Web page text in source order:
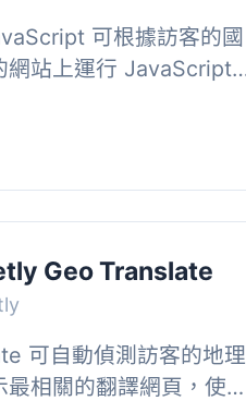
可根據訪客的國
網站上運行 JavaScript
、表...
Geo Translate
可自動偵測訪客的地理
相關的翻譯網頁，使用